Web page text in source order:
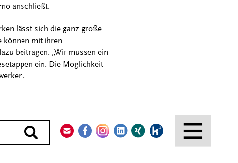
Durchsuchen
anschließt.
lässt sich die ganz große
können mit ihren
beitragen. „Wir müssen ein
ein. Die Möglichkeit